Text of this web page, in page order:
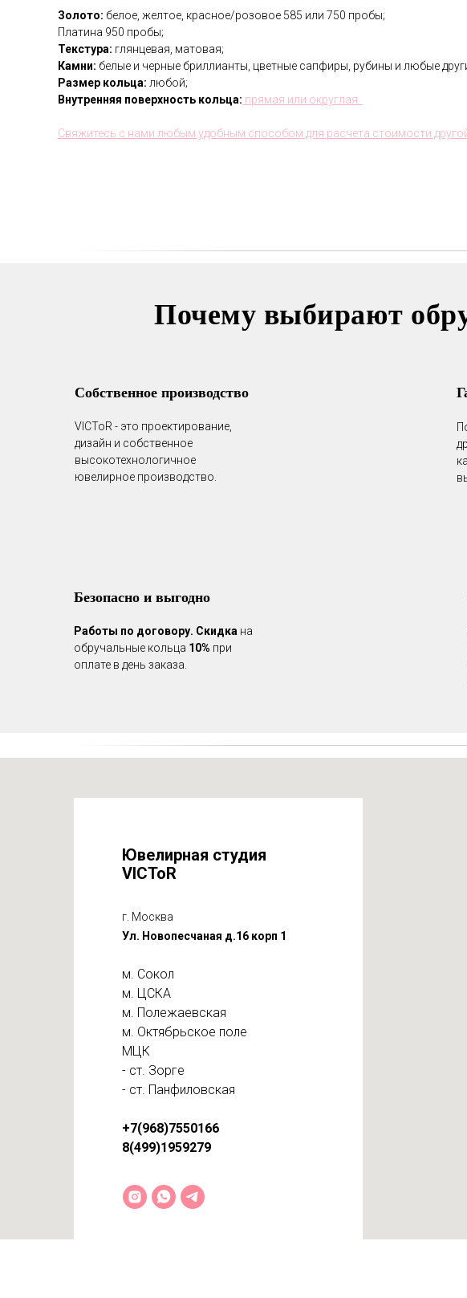
Золото: белое, желтое, красное/розовое 585 или 750 пробы;
Платина 950 пробы;
Текстура: глянцевая, матовая;
Камни: белые и черные бриллианты, цветные сапфиры, рубины и любые
Размер кольца: любой;
Внутренняя поверхность кольца: прямая или округлая.
Свяжитесь с нами любым удобным способом для расчета стоимости
VICToR - это проектирование,
дизайн и собственное
высокотехнологичное
ювелирное производство.
Работы по договору. Скидка на
обручальные кольца 10% при
оплате в день заказа.
Собственное производство
Безопасно и выгодно
Почему выбирают
Ювелирная студия
VICToR
г. Москва
Ул. Новопесчаная д.16 корп 1
м. Сокол
м. ЦСКА
м. Полежаевская
м. Октябрьское поле
МЦК
- ст. Зорге
- ст. Панфиловская
+7(968)7550166
8(499)1959279